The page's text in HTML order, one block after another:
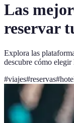
Las
reservar
Explora las
descubre cómo elegir
#viajes#reservas#